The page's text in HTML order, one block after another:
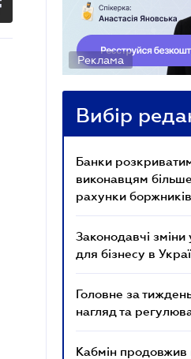
Реклама
Вибір
Банки
виконавцям
рахунки боржників
Законодавчі зміни
для бізнесу в
Головне за
нагляд та
Кабмін продовжив